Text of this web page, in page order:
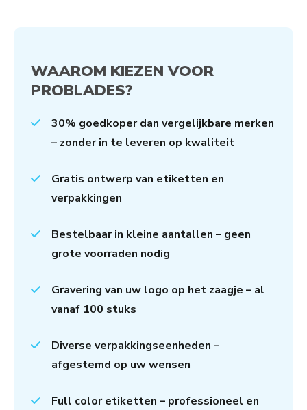
WAAROM KIEZEN VOOR
PROBLADES?
30% goedkoper dan vergelijkbare merken
– zonder in te leveren op kwaliteit
Gratis ontwerp van etiketten en
verpakkingen
Bestelbaar in kleine aantallen – geen
grote voorraden nodig
Gravering van uw logo op het zaagje – al
vanaf 100 stuks
Diverse verpakkingseenheden –
afgestemd op uw wensen
Full color etiketten – professioneel en